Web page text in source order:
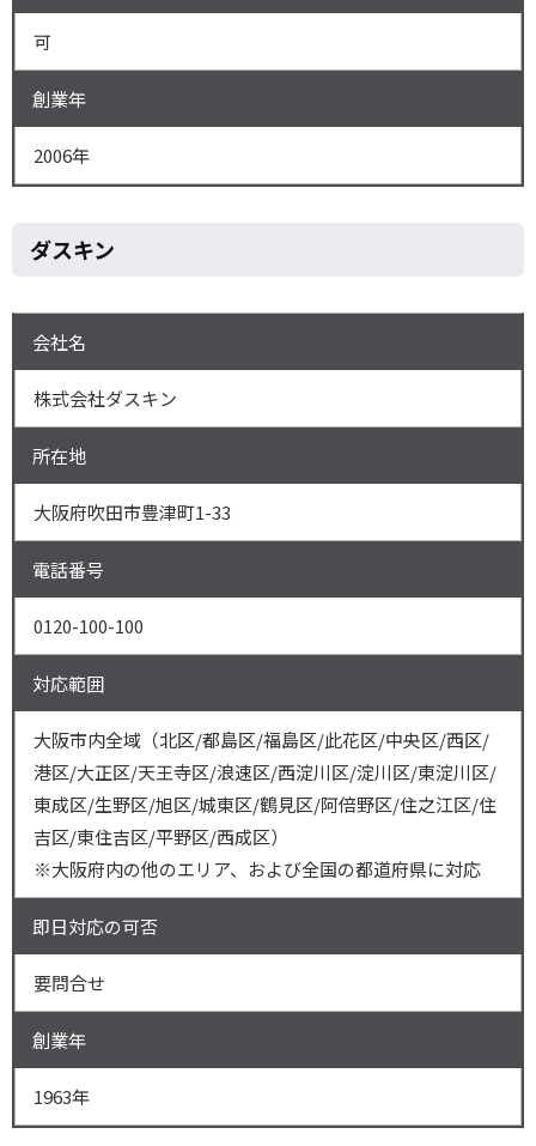
可
創業年
2006年
ダスキン
会社名
株式会社ダスキン
所在地
大阪府吹田市豊津町1-33
電話番号
0120-100-100
対応範囲
大阪市内全域（北区/都島区/福島区/此花区/中央区/西区/
港区/大正区/天王寺区/浪速区/西淀川区/淀川区/東淀川区/
東成区/生野区/旭区/城東区/鶴見区/阿倍野区/住之江区/住
吉区/東住吉区/平野区/西成区）
※大阪府内の他のエリア、および全国の都道府県に対応
即日対応の可否
要問合せ
創業年
1963年